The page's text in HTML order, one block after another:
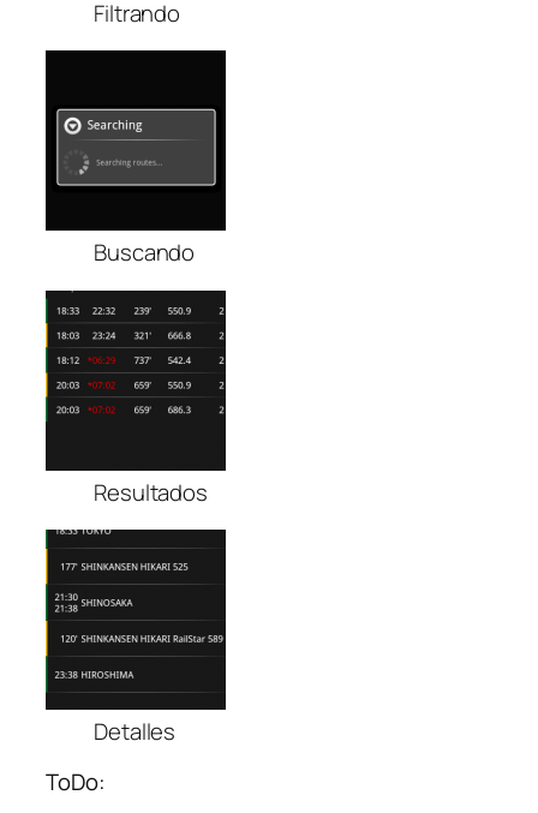
Filtrando
Buscando
Resultados
Detalles
ToDo: